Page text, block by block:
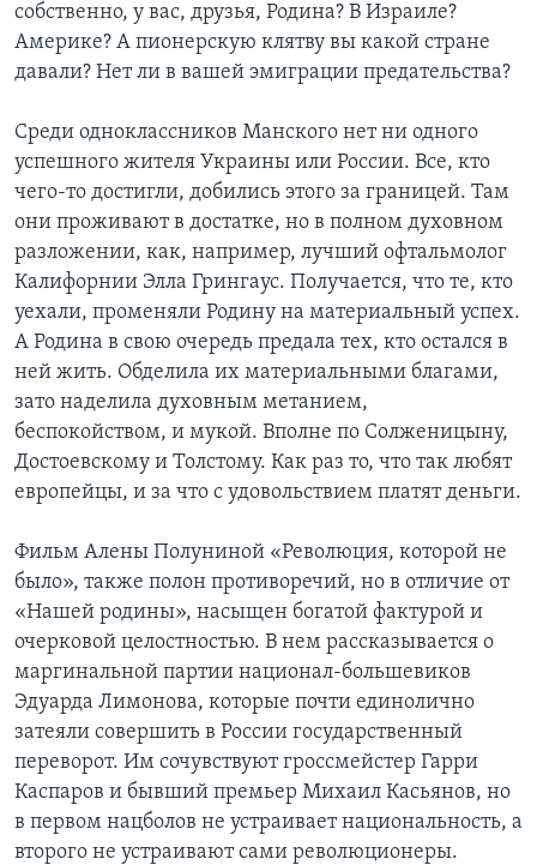
собственно, у вас, друзья, Родина? В Израиле?
Америке? А пионерскую клятву вы какой стране
давали? Нет ли в вашей эмиграции предательства?
Среди одноклассников Манского нет ни одного
успешного жителя Украины или России. Все, кто
чего-то достигли, добились этого за границей. Там
они проживают в достатке, но в полном духовном
разложении, как, например, лучший офтальмолог
Калифорнии Элла Грингаус. Получается, что те, кто
уехали, променяли Родину на материальный успех.
А Родина в свою очередь предала тех, кто остался в
ней жить. Обделила их материальными благами,
зато наделила духовным метанием,
беспокойством, и мукой. Вполне по Солженицыну,
Достоевскому и Толстому. Как раз то, что так любят
европейцы, и за что с удовольствием платят деньги.
Фильм Алены Полуниной «Революция, которой не
было», также полон противоречий, но в отличие от
«Нашей родины», насыщен богатой фактурой и
очерковой целостностью. В нем рассказывается о
маргинальной партии национал-большевиков
Эдуарда Лимонова, которые почти единолично
затеяли совершить в России государственный
переворот. Им сочувствуют гроссмейстер Гарри
Каспаров и бывший премьер Михаил Касьянов, но
в первом нацболов не устраивает национальность, а
второго не устраивают сами революционеры.